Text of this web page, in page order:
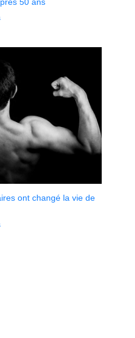
ont changé la vie de